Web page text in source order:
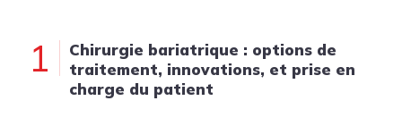
1
Chirurgie bariatrique : options de
traitement, innovations, et prise en
charge du patient